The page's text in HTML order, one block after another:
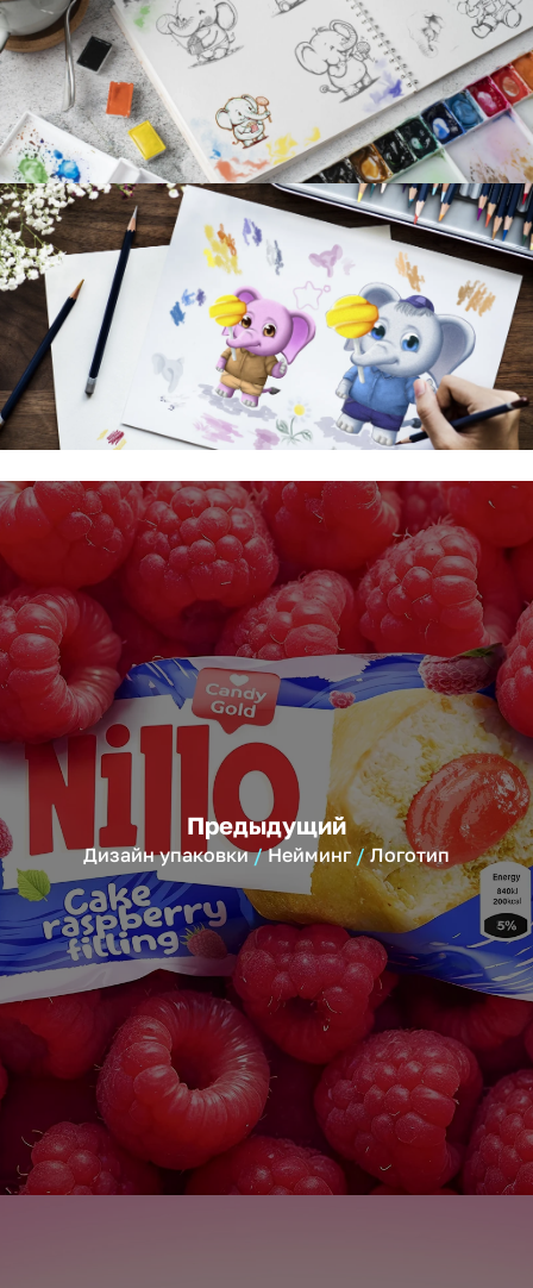
Предыдущий
Дизайн упаковки Нейминг Логотип